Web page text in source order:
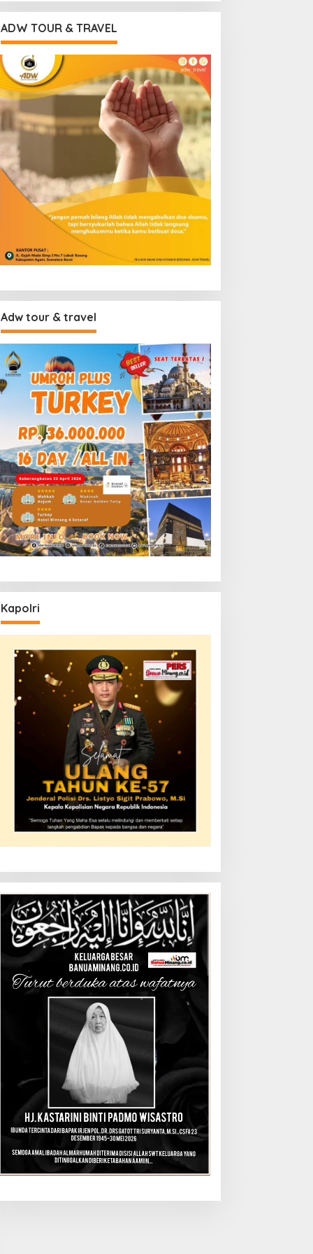
ADW TOUR & TRAVEL
Adw tour & travel
Kapolri